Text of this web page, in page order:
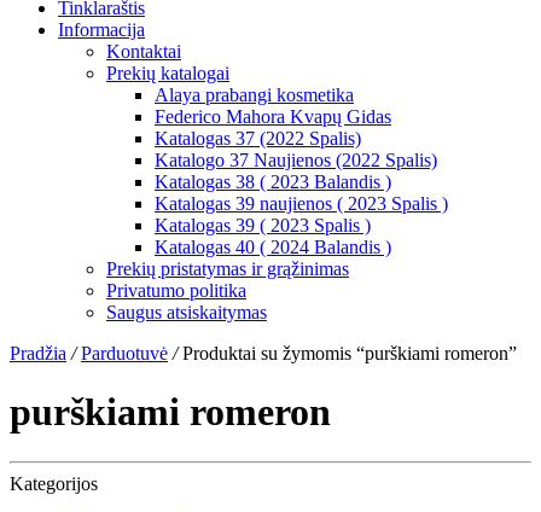
Tinklaraštis
Informacija
Kontaktai
Prekių katalogai
Alaya prabangi kosmetika
Federico Mahora Kvapų Gidas
Katalogas 37 (2022 Spalis)
Katalogo 37 Naujienos (2022 Spalis)
Katalogas 38 ( 2023 Balandis )
Katalogas 39 naujienos ( 2023 Spalis )
Katalogas 39 ( 2023 Spalis )
Katalogas 40 ( 2024 Balandis )
Prekių pristatymas ir grąžinimas
Privatumo politika
Saugus atsiskaitymas
Pradžia / Parduotuvė /Produktai su žymomis “purškiami romeron”
purškiami romeron
Kategorijos